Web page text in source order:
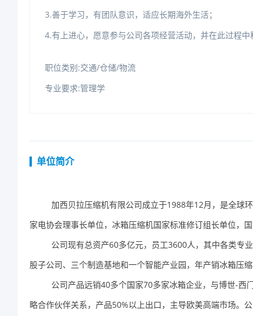
3.善于学习，有团队意识，适应长期海外生活；
4.有上进心，愿意参与公司各项经营活动，并在此过程中
职位类别:交通/仓储/物流
专业要求:管理学
单位简介
加西贝拉压缩机有限公司成立于1988年12月，是全球
家电协会理事长单位，冰箱压缩机国家标准修订组长单位，国
公司现有总资产60多亿元，员工3600人，其中各类专
股子公司、三个制造基地和一个智能产业园，年产销冰箱压
公司产品远销40多个国家70多家冰箱企业，与博世-西
略合作伙伴关系，产品50%以上出口，主导欧美高端市场。